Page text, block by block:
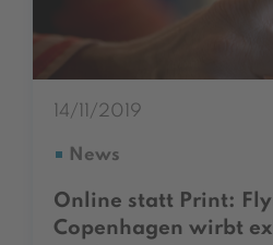
14/11/2019
News
Online statt Print:
Copenhagen wirbt